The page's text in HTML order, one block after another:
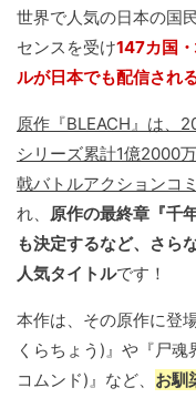
世界で人気の日本の国
センスを受け147カ国
ルが日本でも配信され
原作『BLEACH』は、
シリーズ累計1億2000
戟バトルアクションコ
れ、 原作の最終章『千
も決定するなど、さら
人気タイトルです！
本作は、その原作に登
くらちょう)』や『尸
コムンド)』など、 お馴